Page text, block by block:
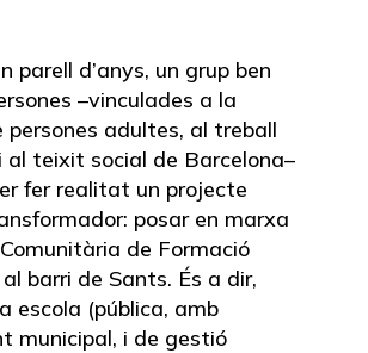
parell d’anys, un grup ben
–vinculades a la
persones adultes, al treball
al teixit social de Barcelona–
fer realitat un projecte
posar en marxa
de Formació
barri de Sants. És a dir,
escola (pública, amb
municipal, i de gestió